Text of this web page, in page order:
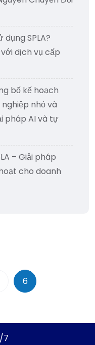
SPLA?
dịch vụ cấp
bố kế hoạch
nhỏ và
pháp AI và tự
– Giải pháp
cho doanh
6
7